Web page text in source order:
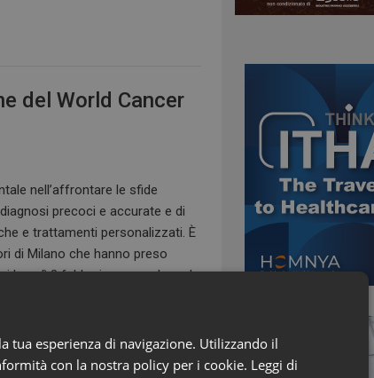
del World Cancer
nell’affrontare le sfide
precoci e accurate e di
e trattamenti personalizzati. È
di Milano che hanno preso
lunedì 3 febbraio presso la sede
tua esperienza di navigazione. Utilizzando il
con la nostra policy per i cookie. Leggi di